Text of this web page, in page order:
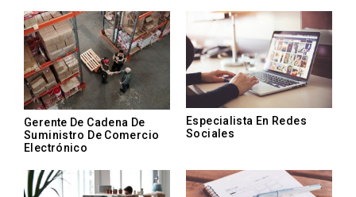
Gerente De Cadena De
Suministro De Comercio
Electrónico
Especialista En Redes
Sociales